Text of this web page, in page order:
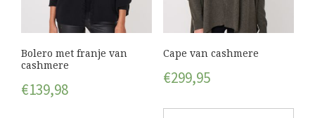
Bolero met franje van
cashmere
€139,98
Cape van cashmere
€299,95